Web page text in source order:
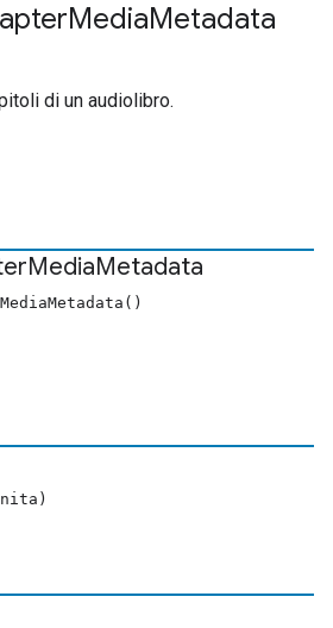
MediaMetadata
di un audiolibro.
MediaMetadata